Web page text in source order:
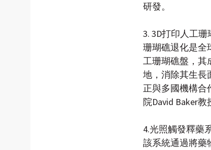
研發。
3. 3D打印人工珊
珊瑚礁退化是全
工珊瑚礁盤，其
地，消除其生長
正與多國機構合
院David Baker
4.光照觸發釋藥
該系統通過將藥